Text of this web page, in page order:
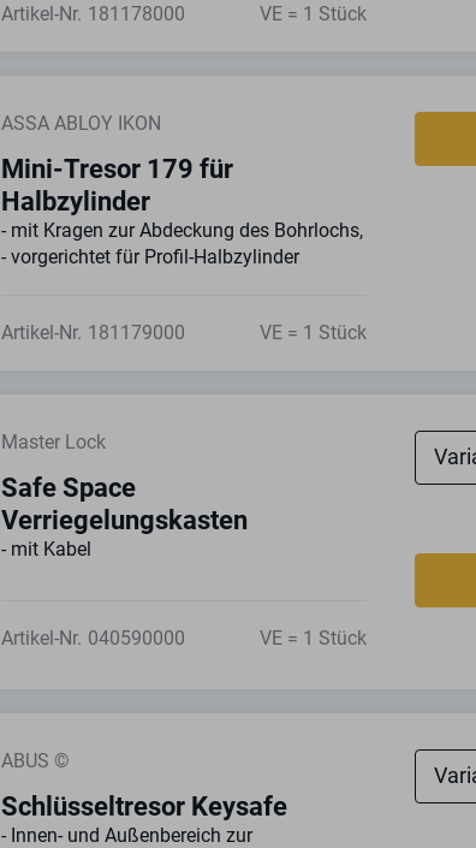
Artikel-Nr. 181178000 VE = 1 Stück
ASSA ABLOY IKON
Mini-Tresor 179 für
Halbzylinder
- mit Kragen zur Abdeckung des Bohrlochs,
- vorgerichtet für Profil-Halbzylinder
Artikel-Nr. 181179000 VE = 1 Stück
Master Lock
Safe Space
Verriegelungskasten
- mit Kabel
Artikel-Nr. 040590000 VE = 1 Stück
ABUS ©
Schlüsseltresor Keysafe
- Innen- und Außenbereich zur